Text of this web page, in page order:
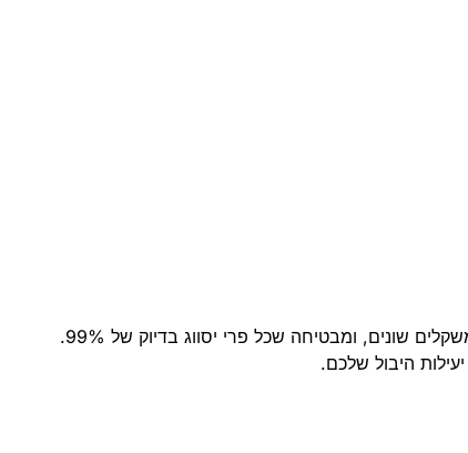
כ[בעל מוביל במיון פירות], ה[Speedy Roll 120mm] משתלבת בצורה מושלמת בקווי אריזה מודרניים. היא מתוכננת לטפל בקטרים ומשקלים שונים, ומבטיחה שכל פרי יסווג בדיוק של 99%.
היבול שלכם.